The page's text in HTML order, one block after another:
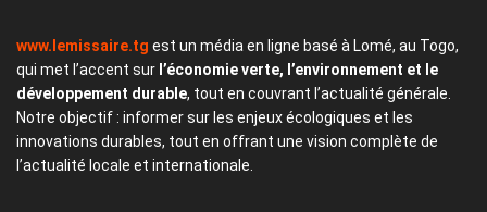
www.lemissaire.tg est un média en ligne basé à Lomé, au Togo,
qui met l’accent sur l’économie verte, l’environnement et le
développement durable, tout en couvrant l’actualité générale.
Notre objectif : informer sur les enjeux écologiques et les
innovations durables, tout en offrant une vision complète de
l’actualité locale et internationale.